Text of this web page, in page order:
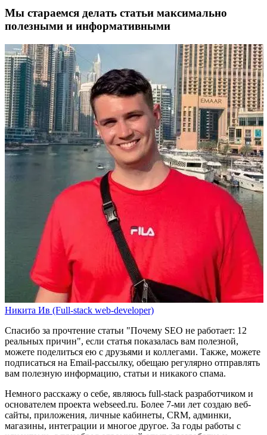
Мы стараемся делать статьи максимально
полезными и информативными
Никита Ив (Full-stack web-developer)
Спасибо за прочтение статьи "Почему SEO не работает: 12
реальных причин", если статья показалась вам полезной,
можете поделиться ею с друзьями и коллегами. Также, можете
подписаться на Email-рассылку, обещаю регулярно отправлять
вам полезную информацию, статьи и никакого спама.
Немного расскажу о себе, являюсь full-stack разработчиком и
основателем проекта webseed.ru. Более 7-ми лет создаю веб-
сайты, приложения, личные кабинеты, CRM, админки,
магазины, интеграции и многое другое. За годы работы с